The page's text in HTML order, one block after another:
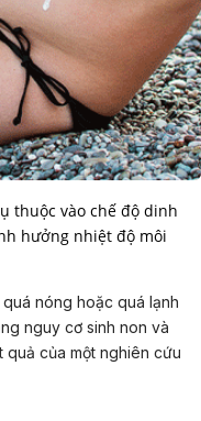
thuộc vào chế độ dinh
hưởng nhiệt độ môi
nóng hoặc quá lạnh
nguy cơ sinh non và
quả của một nghiên cứu